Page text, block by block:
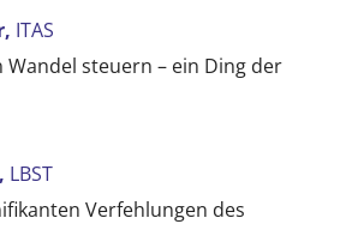
ITAS
Wandel steuern – ein Ding der
LBST
Verfehlungen des